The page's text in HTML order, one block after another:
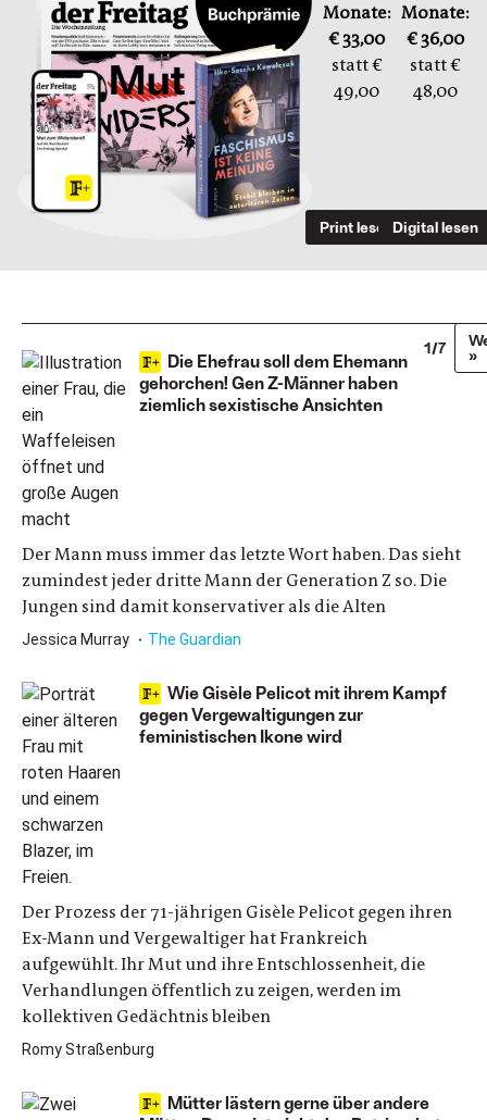
Monate:
€ 33,00
statt €
49,00
Print lesen
Monate:
€ 36,00
statt €
48,00
Digital lesen
Die Ehefrau soll dem Ehemann
gehorchen! Gen Z-Männer haben
ziemlich sexistische Ansichten
Der Mann muss immer das letzte Wort haben. Das sieht
zumindest jeder dritte Mann der Generation Z so. Die
Jungen sind damit konservativer als die Alten
Jessica Murray The Guardian
Wie Gisèle Pelicot mit ihrem Kampf
gegen Vergewaltigungen zur
feministischen Ikone wird
Der Prozess der 71-jährigen Gisèle Pelicot gegen ihren
Ex-Mann und Vergewaltiger hat Frankreich
aufgewühlt. Ihr Mut und ihre Entschlossenheit, die
Verhandlungen öffentlich zu zeigen, werden im
kollektiven Gedächtnis bleiben
Romy Straßenburg
Mütter lästern gerne über andere
1/7
»